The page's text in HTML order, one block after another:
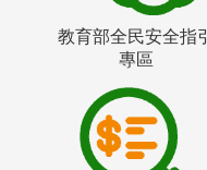
教育部全民安全指引
專區